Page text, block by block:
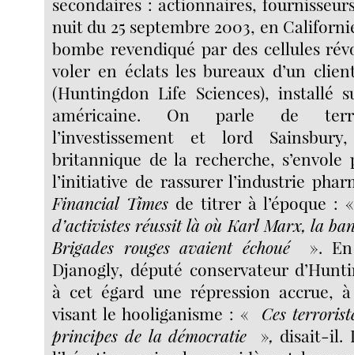
nuit du 25 septembre 2003, en
bombe revendiqué par des cellules
voler en éclats les bureaux d’un
(Huntingdon Life Sciences), installé
américaine. On parle de
l’investissement et lord
britannique de la recherche, s’envole
l’initiative de rassurer l’industrie
Financial Times de titrer à l’époque :
d’activistes réussit là où Karl Marx, la
Brigades rouges avaient échoué
».
Djanogly, député conservateur
à cet égard une répression accrue,
visant le hooliganisme : «
Ces
principes de la démocratie
», disait-il.